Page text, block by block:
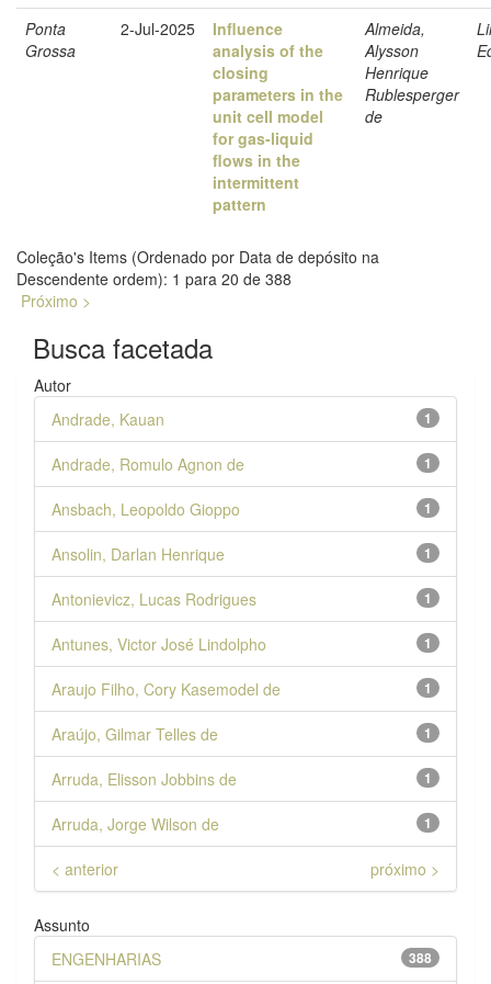
Ponta
Grossa
2-Jul-2025
Influence
analysis of the
closing
parameters in the
unit cell model
for gas-liquid
flows in the
intermittent
pattern
Almeida,
Alysson
Henrique
Rublesperger
de
Coleção's Items (Ordenado por Data de depósito na
Descendente ordem): 1 para 20 de 388
Próximo >
Busca facetada
Autor
1
Andrade, Kauan
1
Andrade, Romulo Agnon de
1
Ansbach, Leopoldo Gioppo
1
Ansolin, Darlan Henrique
1
Antonievicz, Lucas Rodrigues
1
Antunes, Victor José Lindolpho
1
Araujo Filho, Cory Kasemodel de
1
Araújo, Gilmar Telles de
1
Arruda, Elisson Jobbins de
1
Arruda, Jorge Wilson de
< anterior próximo >
Assunto
388
ENGENHARIAS